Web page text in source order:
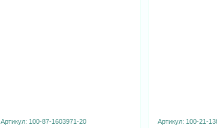
Артикул: 100-87-1603971-20 Артикул: 100-21-